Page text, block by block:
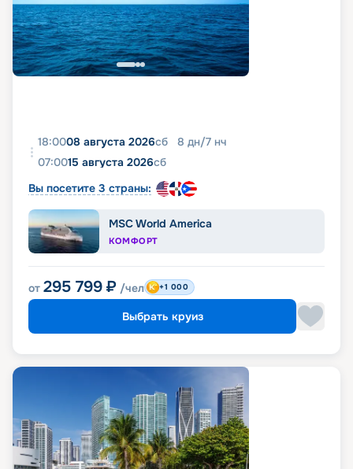
18:0008 августа 2026сб 8 дн/7 нч
07:0015 августа 2026сб
Вы посетите 3 страны:
MSC World America
КОМФОРТ
от 295 799 ₽ /чел +1 000
Выбрать круиз